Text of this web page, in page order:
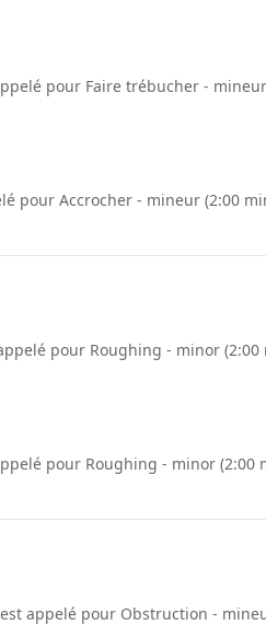
pour Faire trébucher -
pour Accrocher - mineur (2:00
pour Roughing - minor (2:00
pour Roughing - minor (2:00
est appelé pour Obstruction -